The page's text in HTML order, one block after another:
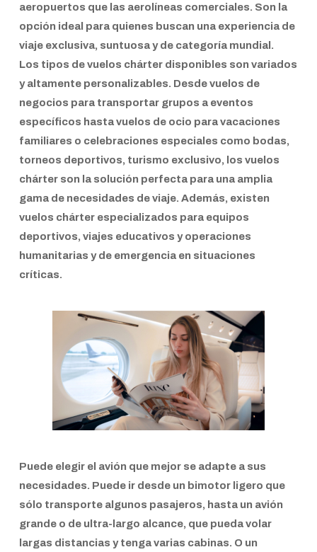
aeropuertos que las aerolíneas comerciales. Son la
opción ideal para quienes buscan una experiencia de
viaje exclusiva, suntuosa y de categoría mundial.
Los tipos de vuelos chárter disponibles son variados
y altamente personalizables. Desde vuelos de
negocios para transportar grupos a eventos
específicos hasta vuelos de ocio para vacaciones
familiares o celebraciones especiales como bodas,
torneos deportivos, turismo exclusivo, los vuelos
chárter son la solución perfecta para una amplia
gama de necesidades de viaje. Además, existen
vuelos chárter especializados para equipos
deportivos, viajes educativos y operaciones
humanitarias y de emergencia en situaciones
críticas.
Puede elegir el avión que mejor se adapte a sus
necesidades. Puede ir desde un bimotor ligero que
sólo transporte algunos pasajeros, hasta un avión
grande o de ultra-largo alcance, que pueda volar
largas distancias y tenga varias cabinas. O un